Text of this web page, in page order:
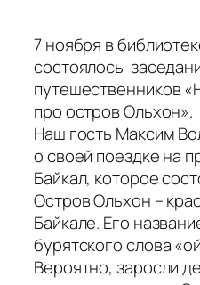
7 ноября в
состоялось
путешественников
про остров Ольхон».
Наш гость Максим
о своей поездке на
Байкал, которое
Остров Ольхон –
Байкале. Его
бурятского слова
Вероятно, заросли